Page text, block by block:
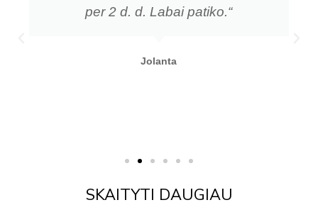
per 2 d. d. Labai patiko.“
Jolanta
SKAITYTI DAUGIAU